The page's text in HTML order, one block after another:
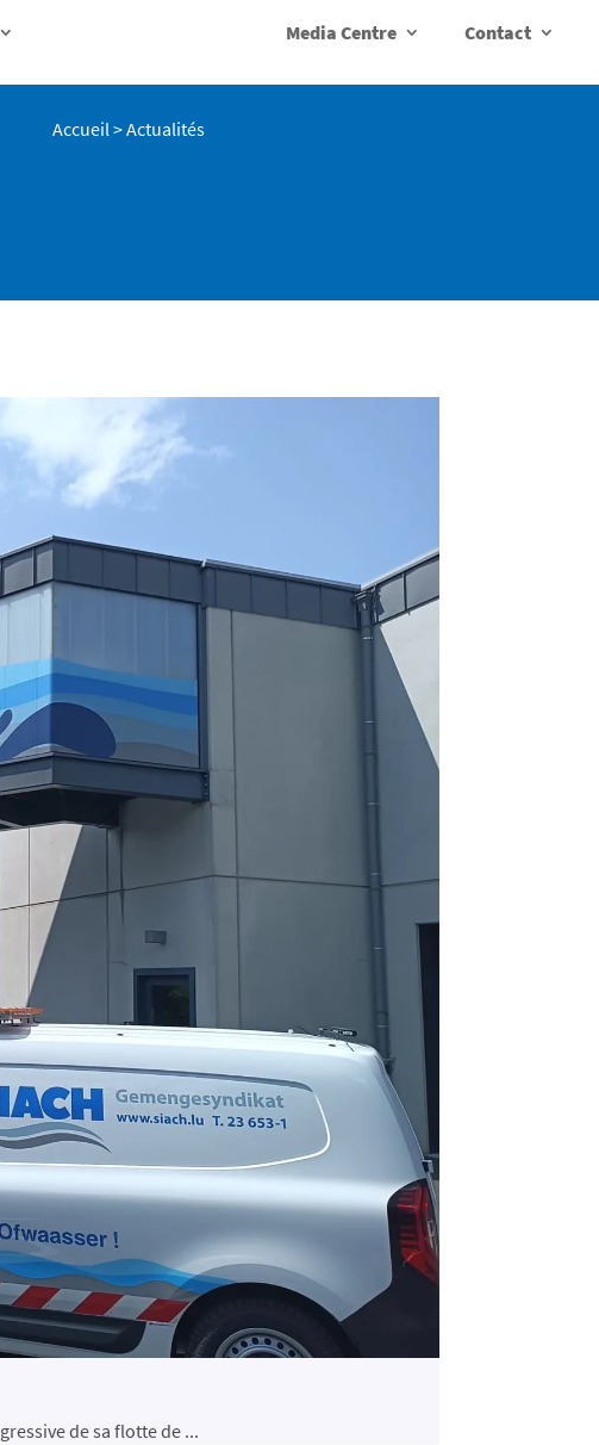
Media Centre Contact
Accueil>Actualités
de sa flotte de ...